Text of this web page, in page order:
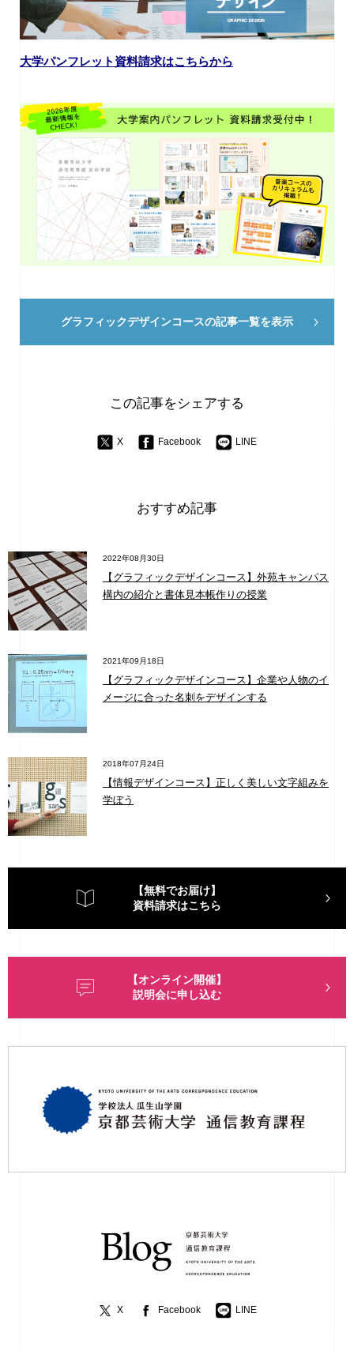
大学パンフレット資料請求はこちらから
グラフィックデザインコースの記事一覧を表示
この記事をシェアする
X Facebook LINE
おすすめ記事
2022年08月30日
【グラフィックデザインコース】外苑キャンパス
構内の紹介と書体見本帳作りの授業
2021年09月18日
【グラフィックデザインコース】企業や人物のイ
メージに合った名刺をデザインする
2018年07月24日
【情報デザインコース】正しく美しい文字組みを
学ぼう
【無料でお届け】
資料請求はこちら
【オンライン開催】
説明会に申し込む
X Facebook LINE